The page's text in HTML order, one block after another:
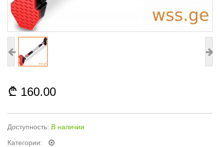
160.00
Доступность: В наличии
Категории: